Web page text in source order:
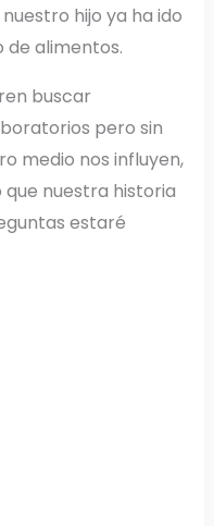
hijo ya ha ido
alimentos.
buscar
pero sin
medio nos influyen,
nuestra historia
estaré